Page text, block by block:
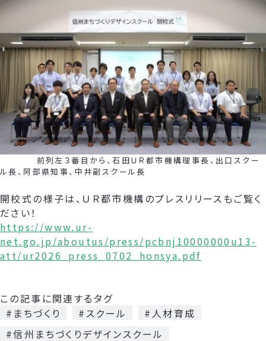
前列左３番目から、石田ＵＲ都市機構理事長、出口スクー
ル長、阿部県知事、中井副スクール長
開校式の様子は、ＵＲ都市機構のプレスリリースもご覧く
ださい！
https://www.ur-
net.go.jp/aboutus/press/pcbnj10000000u13-
att/ur2026_press_0702_honsya.pdf
この記事に関連するタグ
#まちづくり
#スクール
#人材育成
#信州まちづくりデザインスクール